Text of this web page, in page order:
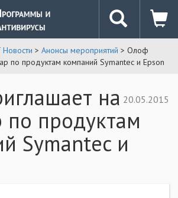
Новости > Анонсы мероприятий > Олоф
по продуктам компаний Symantec и Epson
20.05.2015
на
по продуктам
Symantec и